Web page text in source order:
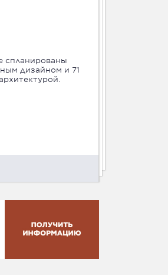
спланированы
дизайном и 71